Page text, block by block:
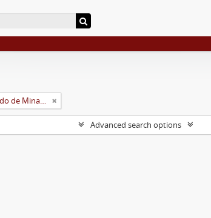
Universidade Rural do Estado de Minas Gerais (Uremg)
Advanced search options